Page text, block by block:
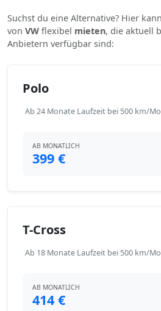
Suchst du eine Alternative? Hier
von VW flexibel mieten, die aktuell
Anbietern verfügbar sind:
Polo
Ab 24 Monate Laufzeit bei 500 km/
AB MONATLICH
399 €
T-Cross
Ab 18 Monate Laufzeit bei 500 km/
AB MONATLICH
414 €